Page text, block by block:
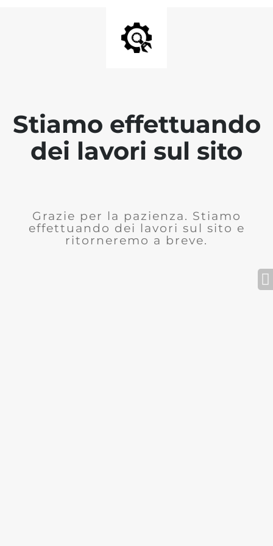
Stiamo effettuando
dei lavori sul sito
Grazie per la pazienza. Stiamo
effettuando dei lavori sul sito e
ritorneremo a breve.